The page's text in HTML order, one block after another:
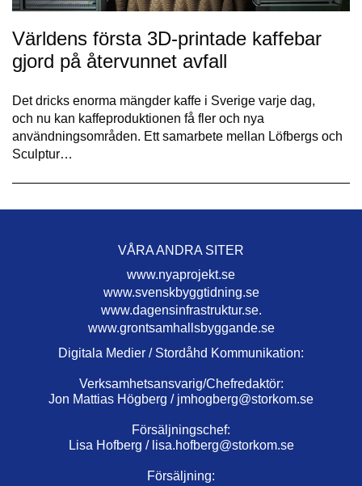
Världens första 3D-printade kaffebar
gjord på återvunnet avfall
Det dricks enorma mängder kaffe i Sverige varje dag,
och nu kan kaffeproduktionen få fler och nya
användningsområden. Ett samarbete mellan Löfbergs och
Sculptur…
VÅRA ANDRA SITER
www.nyaprojekt.se
www.svenskbyggtidning.se
www.dagensinfrastruktur.se.
www.grontsamhallsbyggande.se
Digitala Medier / Stordåhd Kommunikation:
Verksamhetsansvarig/Chefredaktör:
Jon Mattias Högberg / jmhogberg@storkom.se
Försäljningschef:
Lisa Hofberg / lisa.hofberg@storkom.se
Försäljning: